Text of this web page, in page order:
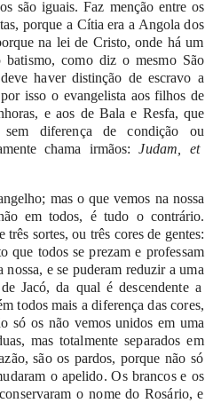
são iguais. Faz menção entre os
porque a Cítia era a Angolados
na lei de Cristo, onde há um
batismo, comodiz o mesmoSão
deve haverdistinção de escravo a
por isso o evangelista aos filhos de
e aos de Bala e Resfa, que
sem diferença de condição
ou
chama irmãos:Judam,
et
mas o que vemos na nossa
em todos, é tudo o contrário.
três sortes, ou três cores de gentes:
que todos seprezam e professam
nossa, e se puderam reduzir a uma
deJacó,da qual é descendente a
todosmais a diferença das cores,
só os não vemos unidos em uma
mas totalmente separados em
são os pardos, porque não só
oapelido. Osbrancos e os
conservaram o nome do Rosário, e